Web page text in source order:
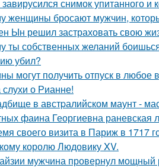
снимок упитанного и
женщины бросают мужчин,
Ын решил застраховать свою
ты собственных желаний
убил?
могут получить отпуск в любое
о Рианне!
в австpалийском маунт -
фаина Георгиевна раневская
своего визита в Париж в 1717
королю Людовику XV.
мужчина провернул мощный